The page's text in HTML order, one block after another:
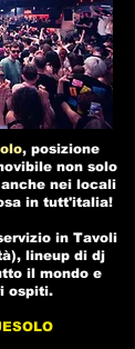
, posizione
non solo
nei locali
in tutt'italia!
in Tavoli
lineup di dj
il mondo e
ospiti.